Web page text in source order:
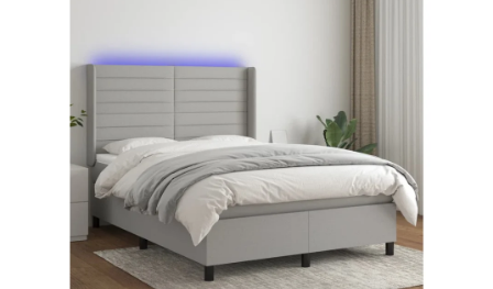
hviezdičiek.